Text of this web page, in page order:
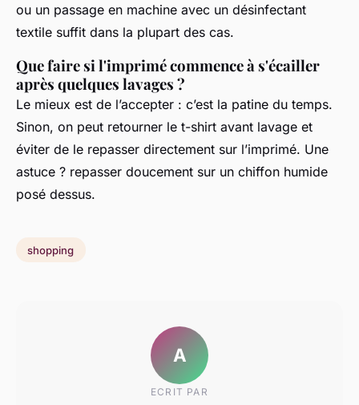
ou un passage en machine avec un désinfectant
textile suffit dans la plupart des cas.
Que faire si l'imprimé commence à s'écailler
après quelques lavages ?
Le mieux est de l’accepter : c’est la patine du temps.
Sinon, on peut retourner le t-shirt avant lavage et
éviter de le repasser directement sur l’imprimé. Une
astuce ? repasser doucement sur un chiffon humide
posé dessus.
shopping
A
ECRIT PAR